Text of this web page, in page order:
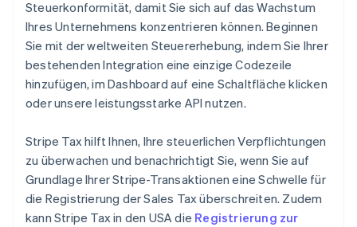
Steuerkonformität, damit Sie sich auf das Wachstum
Ihres Unternehmens konzentrieren können. Beginnen
Sie mit der weltweiten Steuererhebung, indem Sie Ihrer
bestehenden Integration eine einzige Codezeile
hinzufügen, im Dashboard auf eine Schaltfläche klicken
oder unsere leistungsstarke API nutzen.
Stripe Tax hilft Ihnen, Ihre steuerlichen Verpflichtungen
zu überwachen und benachrichtigt Sie, wenn Sie auf
Grundlage Ihrer Stripe-Transaktionen eine Schwelle für
die Registrierung der Sales Tax überschreiten. Zudem
kann Stripe Tax in den USA die Registrierung zur